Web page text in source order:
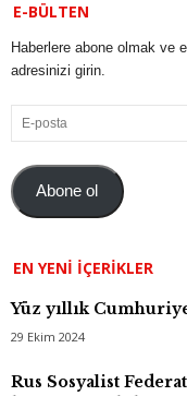
E-BÜLTEN
Haberlere abone olmak ve
adresinizi girin.
E-
posta
Abone ol
EN YENI İÇERIKLER
Yüz yıllık
29 Ekim 2024
Rus Sosyalist